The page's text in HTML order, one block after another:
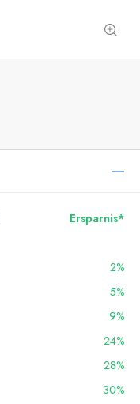
Ersparnis*
2%
5%
9%
24%
28%
30%